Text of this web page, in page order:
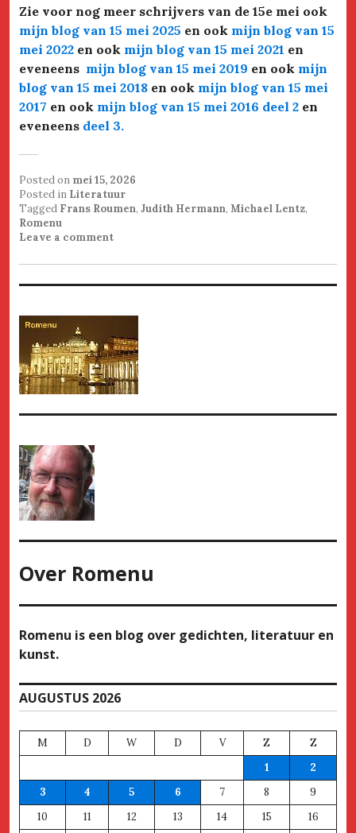
Zie voor nog meer schrijvers van de 15e mei ook
mijn blog van 15 mei 2025 en ook mijn blog van 15
mei 2022 en ook mijn blog van 15 mei 2021 en
eveneens mijn blog van 15 mei 2019 en ook mijn
blog van 15 mei 2018 en ook mijn blog van 15 mei
2017 en ook mijn blog van 15 mei 2016 deel 2 en
eveneens deel 3.
Posted on mei 15, 2026
Posted in Literatuur
Tagged Frans Roumen, Judith Hermann, Michael Lentz,
Romenu
Leave a comment
Over Romenu
Romenu is een blog over gedichten, literatuur en
kunst.
AUGUSTUS 2026
M D W D V Z
Z
1
2
3
4 5 6 7 8
9
10
11 12 13 14 15
16